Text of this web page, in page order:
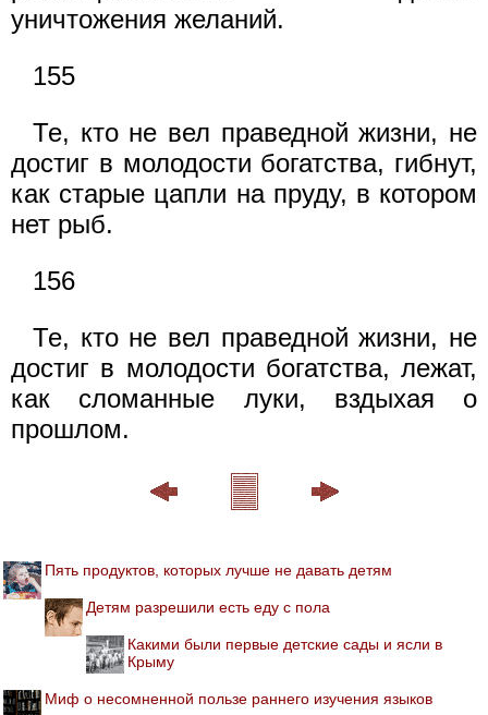
уничтожения желаний.
155
Те, кто не вел праведной жизни, не
достиг в молодости богатства, гибнут,
как старые цапли на пруду, в котором
нет рыб.
156
Те, кто не вел праведной жизни, не
достиг в молодости богатства, лежат,
как сломанные луки, вздыхая о
прошлом.
Пять продуктов, которых лучше не давать детям
Детям разрешили есть еду с пола
Какими были первые детские сады и ясли в
Крыму
Миф о несомненной пользе раннего изучения языков